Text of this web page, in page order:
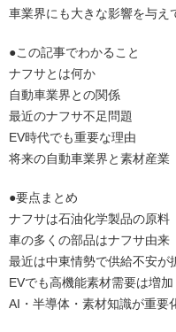
車業界にも大きな影響を与え
●この記事でわかること
ナフサとは何か
自動車業界との関係
最近のナフサ不足問題
EV時代でも重要な理由
将来の自動車業界と素材産業
●要点まとめ
ナフサは石油化学製品の原料
車の多くの部品はナフサ由来
最近は中東情勢で供給不安が
EVでも高機能素材需要は増加
AI・半導体・素材知識が重要